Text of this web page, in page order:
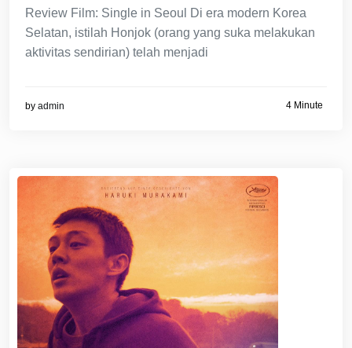
Review Film: Single in Seoul Di era modern Korea
Selatan, istilah Honjok (orang yang suka melakukan
aktivitas sendirian) telah menjadi
by admin 4 Minute